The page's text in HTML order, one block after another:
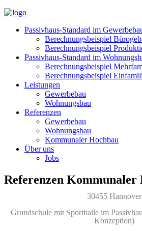
Passivhaus-Standard im
Berechnungsbeispiel
Berechnungsbeispiel
Passivhaus-Standard im
Berechnungsbeispiel
Berechnungsbeispiel
Leistungen
Gewerbebau
Wohnungsbau
Referenzen
Gewerbebau
Wohnungsbau
Kommunaler Hochbau
Über uns
Jobs
Referenzen Kommunaler
30455 Hannover
Grundschule mit Sporthalle im
Konzeption)